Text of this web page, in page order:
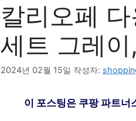
칼리오페
세트 그레이
2024년 02월 15일 작성자:
이 포스팅은 쿠팡 파트너